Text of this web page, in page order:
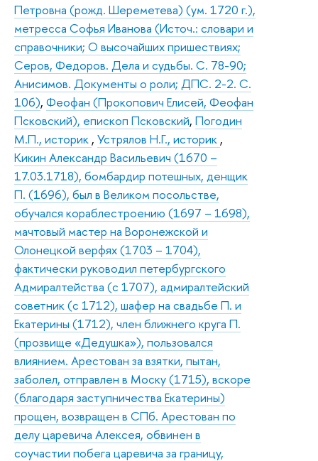
Петровна (рожд. Шереметева) (ум. 1720 г.),
метресса Софья Иванова (Источ.: словари и
справочники; О высочайших пришествиях;
Серов, Федоров. Дела и судьбы. С. 78-90;
Анисимов. Документы о роли; ДПС. 2-2. С.
106), Феофан (Прокопович Елисей, Феофан
Псковский), епископ Псковский, Погодин
М.П., историк , Устрялов Н.Г., историк ,
Кикин Александр Васильевич (1670 –
17.03.1718), бомбардир потешных, денщик
П. (1696), был в Великом посольстве,
обучался кораблестроению (1697 – 1698),
мачтовый мастер на Воронежской и
Олонецкой верфях (1703 – 1704),
фактически руководил петербургского
Адмиралтейства (с 1707), адмиралтейский
советник (с 1712), шафер на свадьбе П. и
Екатерины (1712), член ближнего круга П.
(прозвище «Дедушка»), пользовался
влиянием. Арестован за взятки, пытан,
заболел, отправлен в Моску (1715), вскоре
(благодаря заступничества Екатерины)
прощен, возвращен в СПб. Арестован по
делу царевича Алексея, обвинен в
соучастии побега царевича за границу,